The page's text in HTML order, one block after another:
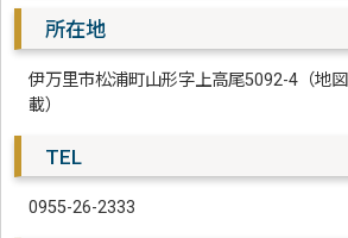
所在地
伊万里市松浦町山形字上高尾5092-4（地
載）
TEL
0955-26-2333